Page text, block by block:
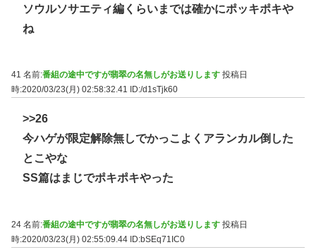
ソウルソサエティ編くらいまでは確かにポッキポキや
ね
41 名前:番組の途中ですが翡翠の名無しがお送りします 投稿日
時:2020/03/23(月) 02:58:32.41
ID:/d1sTjk60
>>26
今ハゲが限定解除無しでかっこよくアランカル倒した
とこやな
SS篇はまじでポキポキやった
24 名前:番組の途中ですが翡翠の名無しがお送りします 投稿日
時:2020/03/23(月) 02:55:09.44 ID:bSEq71IC0